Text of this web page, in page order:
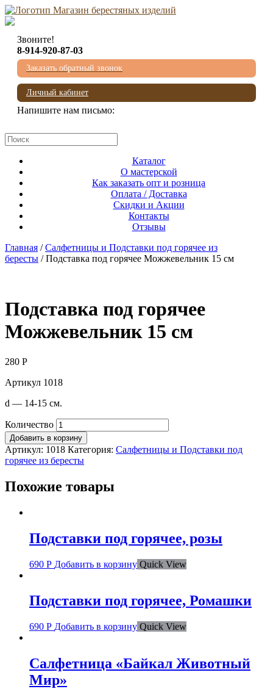
Звоните!
8-914-920-87-03
Заказать обратный звонок
Личный кабинет
Напишите нам письмо:
Каталог
О мастерской
Как заказать опт и розница
Оплата / Доставка
Скидки и Акции
Контакты
Отзывы
Главная /Салфетницы и Подставки под горячее из
бересты / Подставка под горячее Можжевельник 15 см
Подставка под горячее
Можжевельник 15 см
280 Р
Артикул 1018
d — 14-15 см.
Количество
Добавить в корзину
Артикул: 1018 Категория: Салфетницы и Подставки под
горячее из бересты
Похожие товары
Подставки под горячее, розы
690 Р Добавить в корзину Quick View
Подставки под горячее, Ромашки
690 Р Добавить в корзину Quick View
Салфетница «Байкал Животный
Мир»